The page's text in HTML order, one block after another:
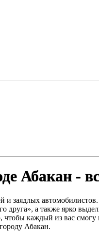
Абакан -
и заядлых
а также ярко
каждый из вас
Абакан.